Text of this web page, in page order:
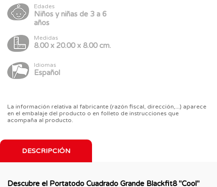
Edades
Niños y niñas de 3 a 6
años
Medidas
8.00 x 20.00 x 8.00 cm.
Idiomas
Español
La información relativa al fabricante (razón fiscal, dirección,...) aparece
en el embalaje del producto o en folleto de instrucciones que
acompaña al producto.
DESCRIPCIÓN
Descubre el Portatodo Cuadrado Grande Blackfit8 "Cool"